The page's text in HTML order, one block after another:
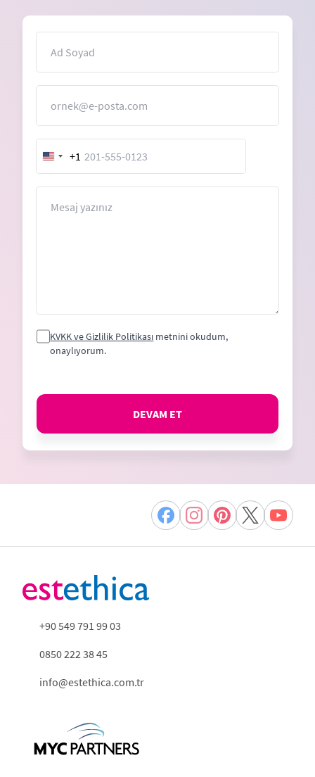
United
States
+1
KVKK ve Gizlilik Politikası metnini okudum,
onaylıyorum.
DEVAM ET
+90 549 791 99 03
0850 222 38 45
info@estethica.com.tr